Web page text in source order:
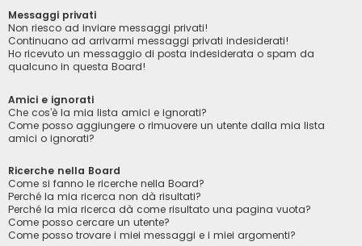
Messaggi privati
Non riesco ad inviare messaggi privati!
Continuano ad arrivarmi messaggi privati indesiderati!
Ho ricevuto un messaggio di posta indesiderata o spam da
qualcuno in questa Board!
Amici e ignorati
Che cos’è la mia lista amici e ignorati?
Come posso aggiungere o rimuovere un utente dalla mia lista
amici o ignorati?
Ricerche nella Board
Come si fanno le ricerche nella Board?
Perché la mia ricerca non dà risultati?
Perché la mia ricerca dà come risultato una pagina vuota?
Come posso cercare un utente?
Come posso trovare i miei messaggi e i miei argomenti?